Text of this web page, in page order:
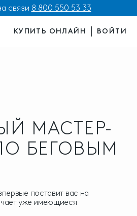
связи 8 800 550 53 33
КУПИТЬ ОНЛАЙН ВОЙТИ
МАСТЕР-
БЕГОВЫМ
поставит вас на
уже имеющиеся